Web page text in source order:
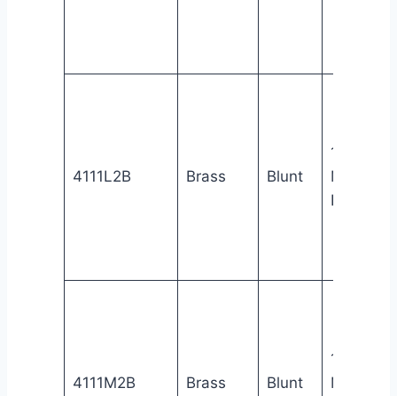
4111L2B Brass Blunt
1/8″
Male
NPT
4111M2B Brass Blunt
1/8″
Male